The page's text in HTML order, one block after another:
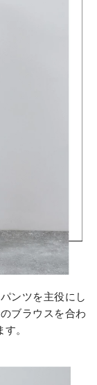
ンツを主役にし
ブラウスを合わ
。